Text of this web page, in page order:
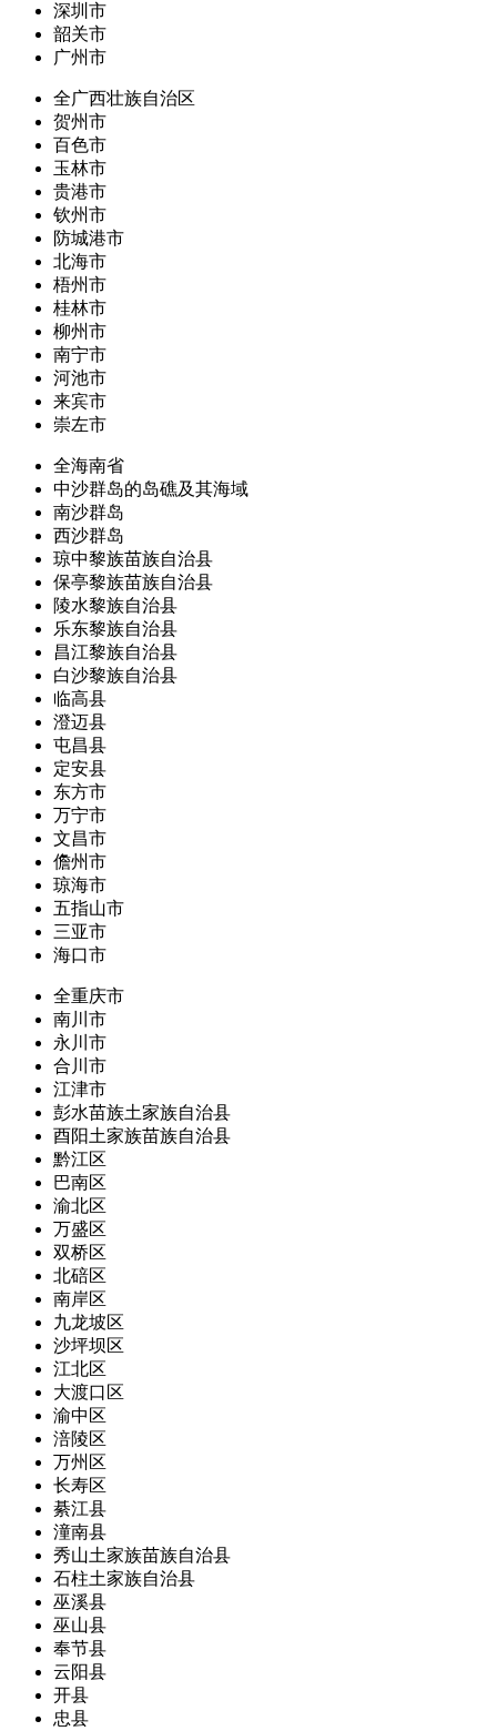
深圳市
韶关市
广州市
全广西壮族自治区
贺州市
百色市
玉林市
贵港市
钦州市
防城港市
北海市
梧州市
桂林市
柳州市
南宁市
河池市
来宾市
崇左市
全海南省
中沙群岛的岛礁及其海域
南沙群岛
西沙群岛
琼中黎族苗族自治县
保亭黎族苗族自治县
陵水黎族自治县
乐东黎族自治县
昌江黎族自治县
白沙黎族自治县
临高县
澄迈县
屯昌县
定安县
东方市
万宁市
文昌市
儋州市
琼海市
五指山市
三亚市
海口市
全重庆市
南川市
永川市
合川市
江津市
彭水苗族土家族自治县
酉阳土家族苗族自治县
黔江区
巴南区
渝北区
万盛区
双桥区
北碚区
南岸区
九龙坡区
沙坪坝区
江北区
大渡口区
渝中区
涪陵区
万州区
长寿区
綦江县
潼南县
秀山土家族苗族自治县
石柱土家族自治县
巫溪县
巫山县
奉节县
云阳县
开县
忠县